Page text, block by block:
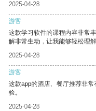
2025-04-28
游客
这款学习软件的课程内容非常
解非常生动，让我能够轻松理解
2025-04-28
游客
这款app的酒店、餐厅推荐非
验。
2025-04-28